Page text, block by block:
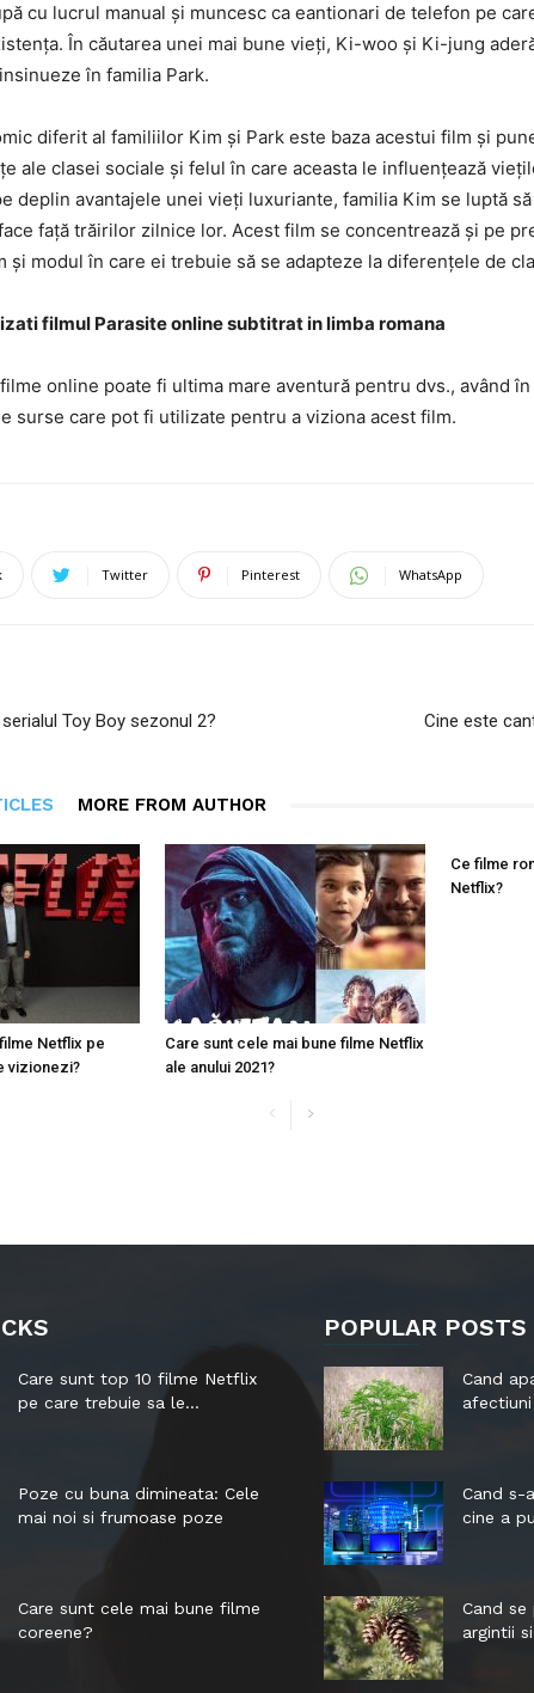
cu lucrul manual și muncesc ca eantionari de telefon pe
În căutarea unei mai bune vieți, Ki-woo și Ki-jung
în familia Park.
diferit al familiilor Kim și Park este baza acestui film și
ale clasei sociale și felul în care aceasta le influențează
deplin avantajele unei vieți luxuriante, familia Kim se luptă
față trăirilor zilnice lor. Acest film se concentrează și pe
și modul în care ei trebuie să se adapteze la diferențele de
filmul Parasite online subtitrat in limba romana
online poate fi ultima mare aventură pentru dvs., având
surse care pot fi utilizate pentru a viziona acest film.
Twitter Pinterest WhatsApp
Toy Boy sezonul 2? Cine este
MORE FROM AUTHOR
Netflix pe
vizionezi?
Care sunt cele mai bune filme Netflix
ale anului 2021?
Ce filme
Netflix?
Care sunt top 10 filme Netflix
pe care trebuie sa le...
Poze cu buna dimineata: Cele
mai noi si frumoase poze
Care sunt cele mai bune filme
coreene?
POPULAR POSTS
Cand
Cand s-
cine a
Cand se
argintii